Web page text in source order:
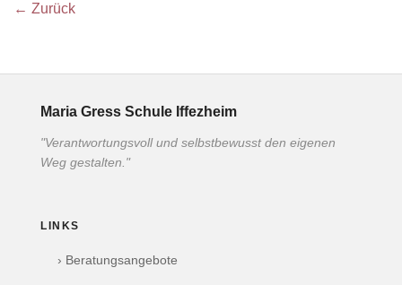
← Zurück
Maria Gress Schule Iffezheim
"Verantwortungsvoll und selbstbewusst den eigenen
Weg gestalten."
LINKS
› Beratungsangebote